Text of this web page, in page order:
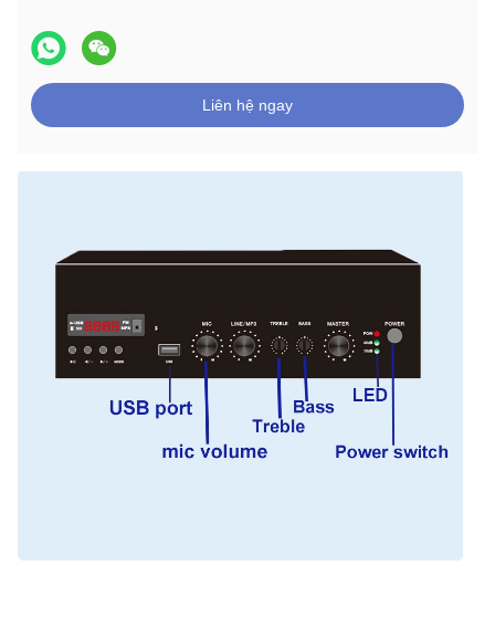
Liên hệ ngay